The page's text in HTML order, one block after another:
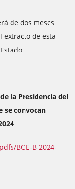
de dos meses
extracto de esta
la Presidencia del
se convocan
BOE-B-2024-